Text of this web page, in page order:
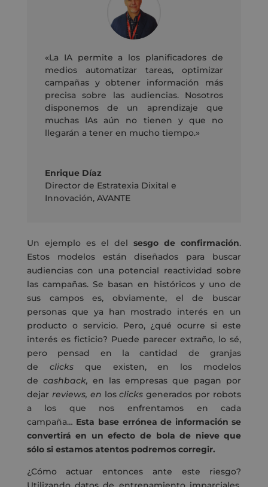
«La IA permite a los planificadores de
medios automatizar tareas, optimizar
campañas y obtener información más
precisa sobre las audiencias. Nosotros
disponemos de un aprendizaje que
muchas IAs aún no tienen y que no
llegarán a tener en mucho tiempo.»
Enrique Díaz
Director de Estratexia Dixital e
Innovación, AVANTE
Un ejemplo es el delsesgo de confirmación.
Estos modelos están diseñados para buscar
audiencias con una potencial reactividad sobre
las campañas. Se basan en históricos y uno de
sus campos es, obviamente, el de buscar
personas que ya han mostrado interés en un
producto o servicio. Pero, ¿qué ocurre si este
interés es ficticio? Puede parecer extraño, lo sé,
pero pensad en la cantidad de granjas
de clicks que existen, en los modelos
de cashback, en las empresas que pagan por
dejar reviews, en losclicks generados por robots
a los que nos enfrentamos en cada
campaña… Esta base errónea de información se
convertirá en un efecto de bola de nieve que
sólo si estamos atentos podremos corregir.
¿Cómo actuar entonces ante este riesgo?